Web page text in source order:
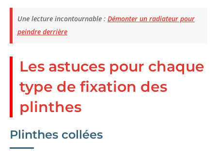
Une lecture incontournable : Démonter un radiateur pour
peindre derrière
Les astuces pour chaque
type de fixation des
plinthes
Plinthes collées